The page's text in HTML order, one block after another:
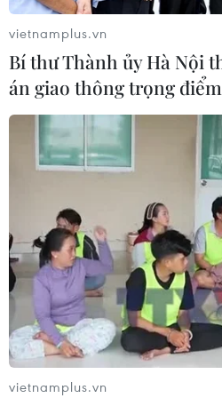
sản giải quyết vướng mắc
tiễn
04/08/2026 13:10
Đề xuất 5 nhóm chính sách
Luật Trưng mua, trưng dụng
04/08/2026 11:56
UBS bị phạt 125 triệu USD vì
luật chống rửa tiền
04/08/2026 04:58
Xem
vietnamplus.vn
Bí thư Thành ủy Hà Nội
án giao thông trọng
vietnamplus.vn